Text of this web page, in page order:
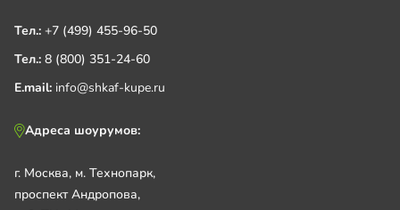
Тел.: +7 (499) 455-96-50
Тел.: 8 (800) 351-24-60
E.mail: info@shkaf-kupe.ru
Адреса шоурумов:
г. Москва, м. Технопарк,
проспект Андропова,